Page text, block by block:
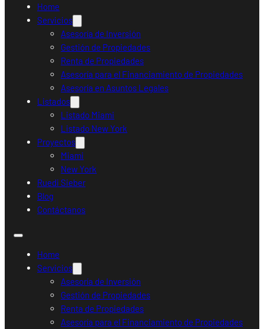
Home
Servicios
Asesoría de Inversión
Gestión de Propiedades
Renta de Propiedades
Asesoría para el Financiamiento de Propiedades
Asesoría en Asuntos Legales
Listados
Listado Miami
Listado New York
Proyectos
Miami
New York
Ruedi Sieber
Blog
Contáctanos
Home
Servicios
Asesoría de Inversión
Gestión de Propiedades
Renta de Propiedades
Asesoría para el Financiamiento de Propiedades